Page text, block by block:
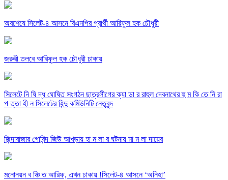
অবশেষে সিলেট-৪ আসনে বিএনপির প্রার্থী আরিফুল হক চৌধুরী
জরুরী তলবে আরিফুল হক চৌধুরী ঢাকায়
সিলেটে নি ষি দ্ধ ঘোষিত সংগঠন ছাত্রলীগের ক্যা ডা র রাহুল দেবনাথের হু ম কি তে নি রা
প ত্তা হী ন সিলেটের হিন্দু কমিউনিটি নেতৃবৃন্দ
জিন্দাবাজার গোবিন্দ জিউ আখড়ায় হা ম লা র ঘটনায় মা ম লা দায়ের
মনোনয়ন ব ঞ্চি ত আরিফ, এখন ঢাকায় !সিলেট-৪ আসনে ‘অনিহা’